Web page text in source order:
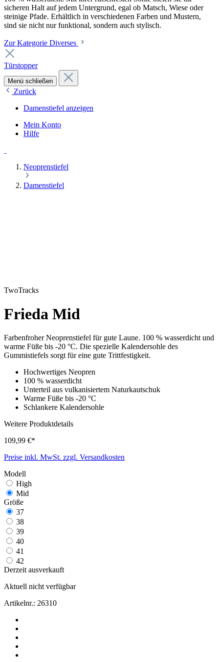
sicheren Halt auf jedem Untergrund, egal ob Matsch, Wiese oder
steinige Pfade. Erhältlich in verschiedenen Farben und Mustern,
sind sie nicht nur funktional, sondern auch stylisch.
Zur Kategorie Diverses
Türstopper
Menü schließen
Zurück
Damenstiefel anzeigen
Mein Konto
Hilfe
Neoprenstiefel
Damenstiefel
TwoTracks
Frieda Mid
Farbenfroher Neoprenstiefel für gute Laune. 100 % wasserdicht und
warme Füße bis -20 °C. Die spezielle Kalendersohle des
Gummistiefels sorgt für eine gute Trittfestigkeit.
Hochwertiges Neopren
100 % wasserdicht
Unterteil aus vulkanisiertem Naturkautschuk
Warme Füße bis -20 °C
Schlankere Kalendersohle
Weitere Produktdetails
109,99 €*
Preise inkl. MwSt. zzgl. Versandkosten
Modell
High
Mid
Größe
37
38
39
40
41
42
Derzeit ausverkauft
Aktuell nicht verfügbar
Artikelnr.: 26310